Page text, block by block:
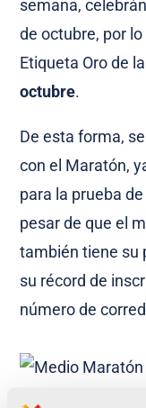
semana,
de octubre, por
Etiqueta Oro de
octubre.
De esta forma,
con el Maratón,
para la prueba
pesar de que el
también tiene su
su récord de
número de